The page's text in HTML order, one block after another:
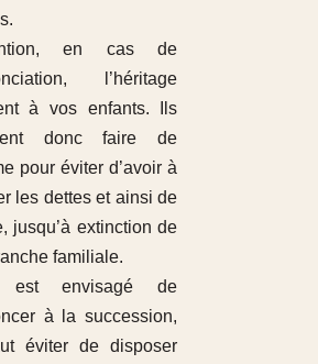
en cas de
l’héritage
à vos enfants. Ils
donc faire de
pour éviter d’avoir à
les dettes et ainsi de
jusqu’à extinction de
familiale.
est envisagé de
à la succession,
éviter de disposer